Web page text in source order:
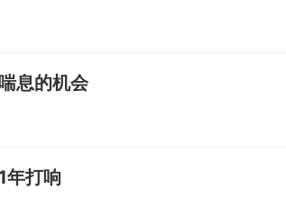
息的机会
年打响